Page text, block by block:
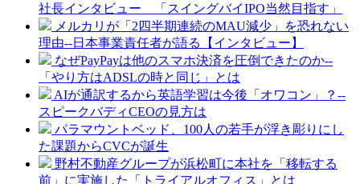
社長インタビュー 「スイングバイIPO当然目指す」
メルカリが「2四半期連続のMAU減少」を恐れない
理由--日本事業責任者が語る【インタビュー】
なぜPayPayは他のスマホ決済を圧倒できたのか--
「やり方はADSLの時と同じ」とは
AIが通訳するから英語学習は今後「オワコン」？--
スピークバディCEOの見方は
パラマウントベッド、100人の若手が浮き彫りにし
た課題からCVCが誕生
野村不動産グループが浜松町に本社を「移転する
前」に実施した「トライアルオフィス」とは